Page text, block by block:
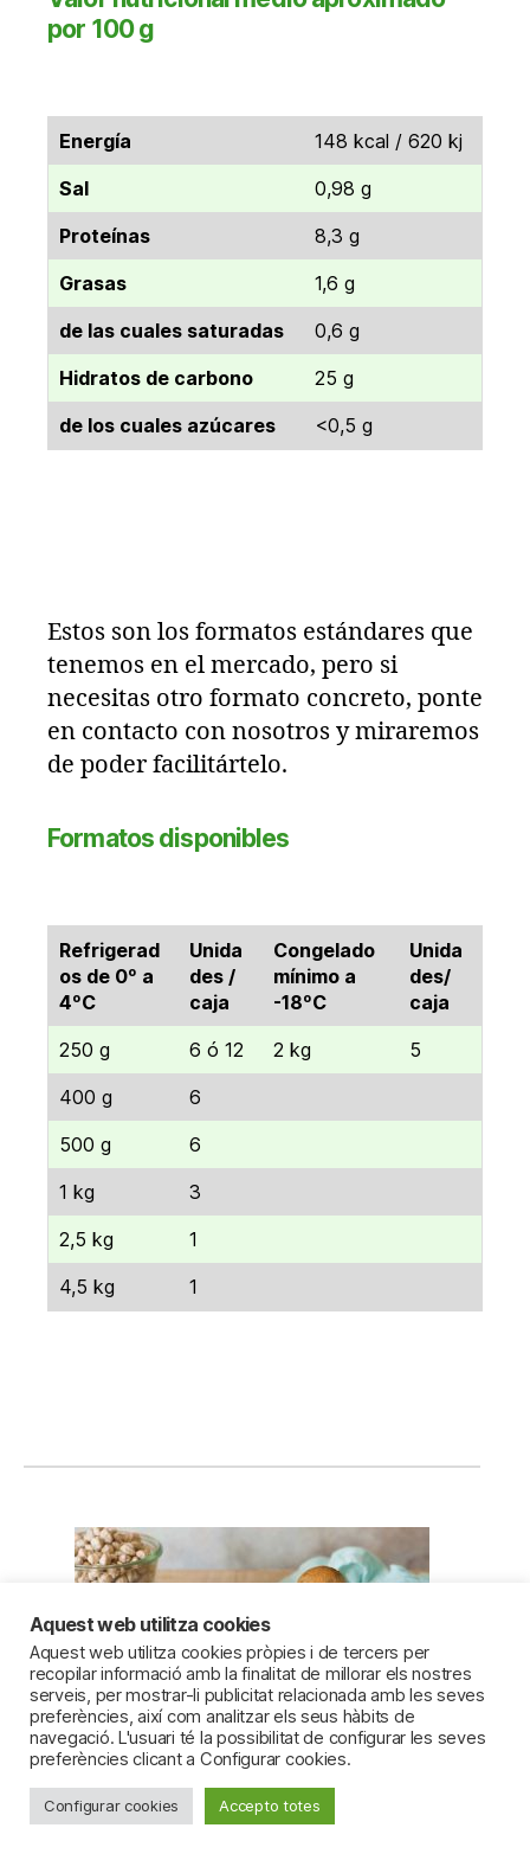
por 100 g
Energía
148 kcal / 620 kj
Sal
0,98 g
Proteínas
8,3 g
Grasas
1,6 g
de las cuales saturadas
0,6 g
Hidratos de carbono
25 g
de los cuales azúcares
<0,5 g
Estos son los formatos estándares que
tenemos en el mercado, pero si
necesitas otro formato concreto, ponte
en contacto con nosotros y miraremos
de poder facilitártelo.
Formatos disponibles
Refrigerad
os de 0º a
4ºC
Unida
des /
caja
Congelado
mínimo a
-18ºC
Unida
des/
caja
250 g
6 ó 12 2 kg
5
400 g
6
500 g
6
1 kg
3
2,5 kg
1
4,5 kg
1
Falafel de garbanzos con alioli de zanahoria y
arroz basmati
Aquest web utilitza cookies
Aquest web utilitza cookies pròpies i de tercers per
recopilar informació amb la finalitat de millorar els nostres
serveis, per mostrar-li publicitat relacionada amb les seves
preferències, així com analitzar els seus hàbits de
navegació. L'usuari té la possibilitat de configurar les seves
preferències clicant a Configurar cookies.
Configurar cookies Accepto totes